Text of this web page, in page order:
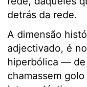
detrás da rede.
A dimensão
adjectivado, é
hiperbólica —
chamassem